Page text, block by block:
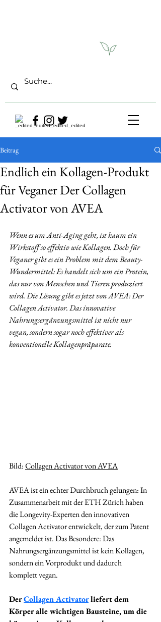
Beitrag
Endlich ein Kollagen-Produkt
für Veganer Der Collagen
Activator von AVEA
Wenn es um Anti-Aging geht, ist kaum ein
Wirkstoff so effektiv wie Kollagen. Doch für
Veganer gibt es ein Problem mit dem Beauty-
Wundermittel: Es handelt sich um ein Protein,
das nur von Menschen und Tieren produziert
wird. Die Lösung gibt es jetzt von AVEA: Der
Collagen Activator. Das innovative
Nahrungsergänzungsmittel ist nicht nur
vegan, sondern sogar noch effektiver als
konventionelle Kollagenpräparate.
Bild: Collagen Activator von AVEA
AVEA ist ein echter Durchbruch gelungen: In
Zusammenarbeit mit der ETH Zürich haben
die Longevity-Experten den innovativen
Collagen Activator entwickelt, der zum Patent
angemeldet ist. Das Besondere: Das
Nahrungsergänzungsmittel ist kein Kollagen,
sondern ein Vorprodukt und dadurch
komplett vegan.
Der Collagen Activator liefert dem
Körper alle wichtigen Bausteine, um die